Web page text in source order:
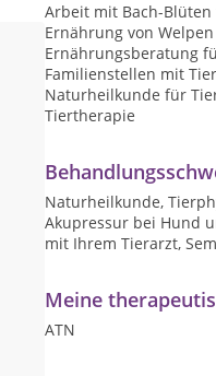
Arbeit mit Bach-Blüten
Ernährung von Welpen
Ernährungsberatung
Familienstellen mit
Naturheilkunde für
Tiertherapie
Naturheilkunde,
Akupressur bei Hund
mit Ihrem Tierarzt,
Meine
ATN